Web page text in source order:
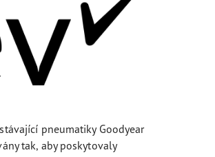
pneumatiky Goodyear
tak, aby poskytovaly